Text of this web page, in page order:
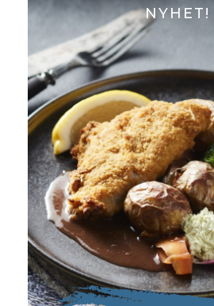
NYHET!